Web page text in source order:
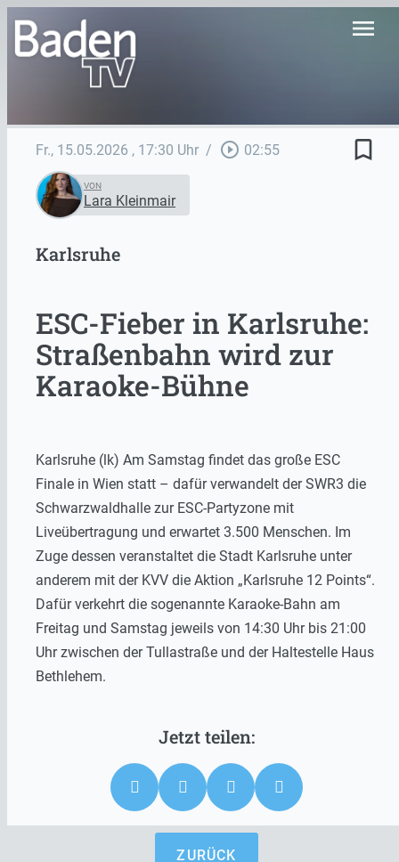
menu
Fr., 15.05.2026 , 17:30 Uhr / play_circle_outline 02:55 bookmark_border
VON
Lara Kleinmair
Karlsruhe
ESC-Fieber in Karlsruhe:
Straßenbahn wird zur
Karaoke-Bühne
Karlsruhe (lk) Am Samstag findet das große ESC
Finale in Wien statt – dafür verwandelt der SWR3 die
Schwarzwaldhalle zur ESC-Partyzone mit
Liveübertragung und erwartet 3.500 Menschen. Im
Zuge dessen veranstaltet die Stadt Karlsruhe unter
anderem mit der KVV die Aktion „Karlsruhe 12 Points“.
Dafür verkehrt die sogenannte Karaoke-Bahn am
Freitag und Samstag jeweils von 14:30 Uhr bis 21:00
Uhr zwischen der Tullastraße und der Haltestelle Haus
Bethlehem.
ZURÜCK